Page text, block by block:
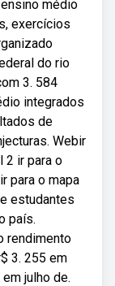
médio
exercícios
do rio
3. 584
integrados
de
Webir
2 ir para o
para o mapa
estudantes
país.
rendimento
3. 255 em
julho de.